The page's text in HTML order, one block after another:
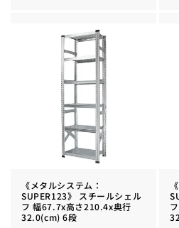
《メタルシステム：
SUPER123》 スチールシェル
フ 幅67.7x高さ210.4x奥行
32.0(cm) 6段